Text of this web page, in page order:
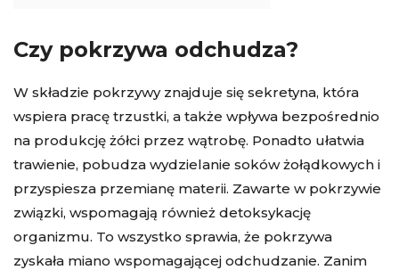
Czy pokrzywa odchudza?
W składzie pokrzywy znajduje się sekretyna, która
wspiera pracę trzustki, a także wpływa bezpośrednio
na produkcję żółci przez wątrobę. Ponadto ułatwia
trawienie, pobudza wydzielanie soków żołądkowych i
przyspiesza przemianę materii. Zawarte w pokrzywie
związki, wspomagają również detoksykację
organizmu. To wszystko sprawia, że pokrzywa
zyskała miano wspomagającej odchudzanie. Zanim